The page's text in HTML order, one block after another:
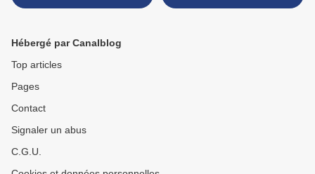
Hébergé par Canalblog
Top articles
Pages
Contact
Signaler un abus
C.G.U.